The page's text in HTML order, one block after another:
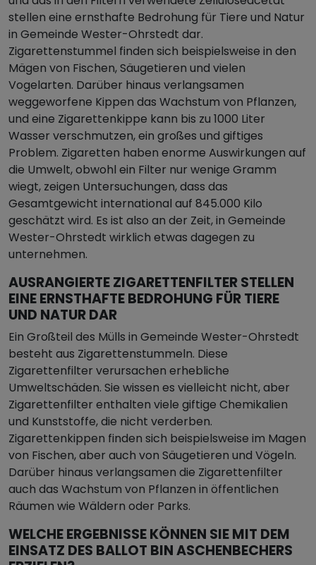
stellen eine ernsthafte Bedrohung für Tiere und Natur
in Gemeinde Wester-Ohrstedt dar.
Zigarettenstummel finden sich beispielsweise in den
Mägen von Fischen, Säugetieren und vielen
Vogelarten. Darüber hinaus verlangsamen
weggeworfene Kippen das Wachstum von Pflanzen,
und eine Zigarettenkippe kann bis zu 1000 Liter
Wasser verschmutzen, ein großes und giftiges
Problem. Zigaretten haben enorme Auswirkungen auf
die Umwelt, obwohl ein Filter nur wenige Gramm
wiegt, zeigen Untersuchungen, dass das
Gesamtgewicht international auf 845.000 Kilo
geschätzt wird. Es ist also an der Zeit, in Gemeinde
Wester-Ohrstedt wirklich etwas dagegen zu
unternehmen.
AUSRANGIERTE ZIGARETTENFILTER STELLEN
EINE ERNSTHAFTE BEDROHUNG FÜR TIERE
UND NATUR DAR
Ein Großteil des Mülls in Gemeinde Wester-Ohrstedt
besteht aus Zigarettenstummeln. Diese
Zigarettenfilter verursachen erhebliche
Umweltschäden. Sie wissen es vielleicht nicht, aber
Zigarettenfilter enthalten viele giftige Chemikalien
und Kunststoffe, die nicht verderben.
Zigarettenkippen finden sich beispielsweise im Magen
von Fischen, aber auch von Säugetieren und Vögeln.
Darüber hinaus verlangsamen die Zigarettenfilter
auch das Wachstum von Pflanzen in öffentlichen
Räumen wie Wäldern oder Parks.
WELCHE ERGEBNISSE KÖNNEN SIE MIT DEM
EINSATZ DES BALLOT BIN ASCHENBECHERS